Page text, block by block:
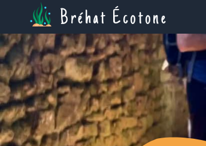
Bréhat Écotone